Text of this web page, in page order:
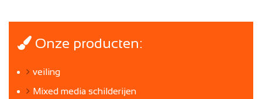
Onze producten:
veiling
Mixed media schilderijen